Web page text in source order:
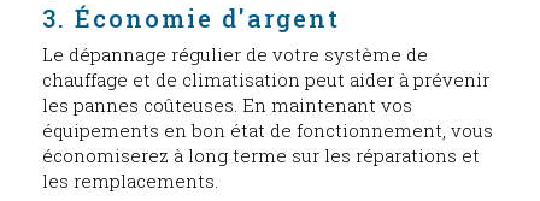
3. Économie d'argent
Le dépannage régulier de votre système de
chauffage et de climatisation peut aider à prévenir
les pannes coûteuses. En maintenant vos
équipements en bon état de fonctionnement, vous
économiserez à long terme sur les réparations et
les remplacements.